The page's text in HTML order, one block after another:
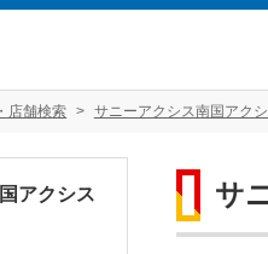
店舗検索 サニーアクシス南国アク
サ
アクシス